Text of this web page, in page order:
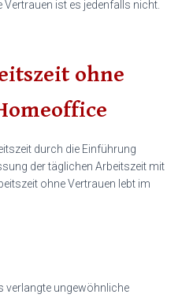
ist es jedenfalls nicht.
ohne
durch die Einführung
der täglichen Arbeitszeit mit
ohne Vertrauen lebt im
verlangte ungewöhnliche